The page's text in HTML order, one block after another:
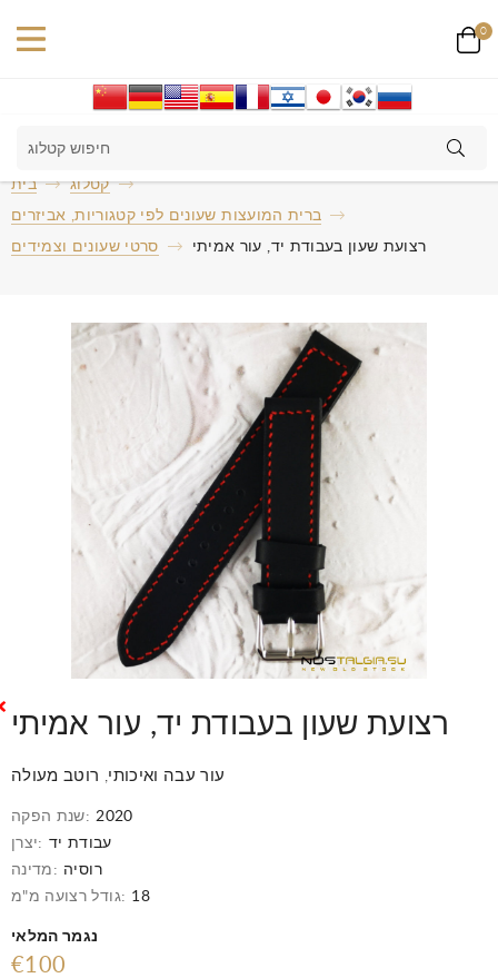
0
בית
קטלוג
ברית המועצות שעונים לפי קטגוריות, אביזרים
סרטי שעונים וצמידים
רצועת שעון בעבודת יד, עור אמיתי
רצועת שעון בעבודת יד, עור אמיתי
עור עבה ואיכותי, רוטב מעולה
שנת הפקה: 2020
יצרן: עבודת יד
מדינה: רוסיה
גודל רצועה מ"מ: 18
נגמר המלאי
€100